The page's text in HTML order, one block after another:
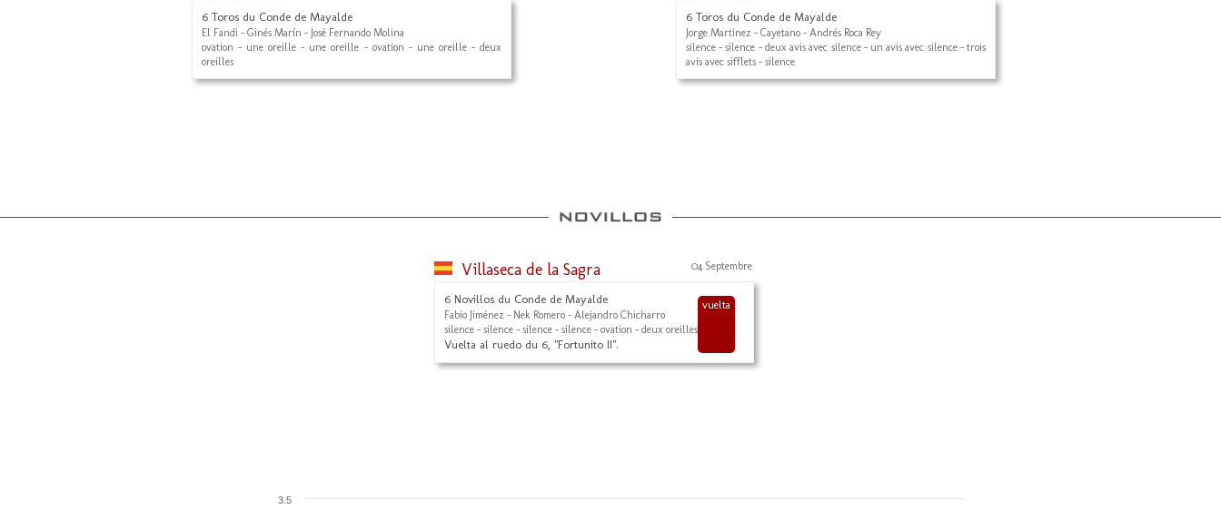
6 Toros du Conde de Mayalde
El Fandi - Ginés Marín - José Fernando Molina
ovation - une oreille - une oreille - ovation - une oreille - deux
oreilles
6 Toros du Conde de Mayalde
Jorge Martinez - Cayetano - Andrés Roca Rey
silence - silence - deux avis avec silence - un avis avec silence - trois
avis avec sifflets - silence
Villaseca de la Sagra 04 Septembre
6 Novillos du Conde de Mayalde
Fabio Jiménez - Nek Romero - Alejandro Chicharro
silence - silence - silence - silence - ovation - deux oreilles
Vuelta al ruedo du 6, "Fortunito II".
vuelta
3.5